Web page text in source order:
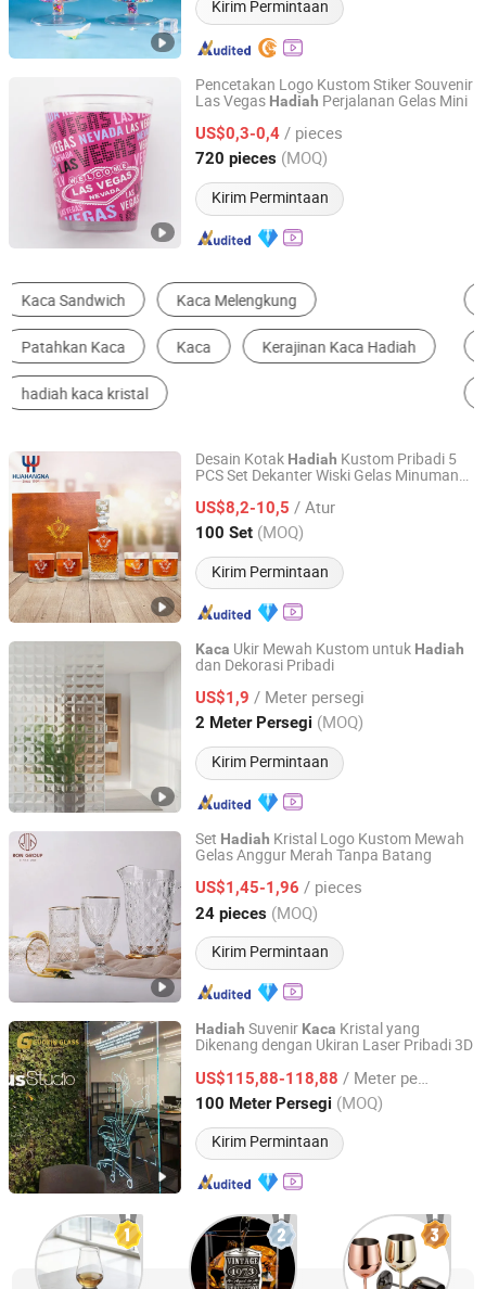
Kirim Permintaan
Pencetakan Logo Kustom Stiker Souvenir
Las Vegas Hadiah Perjalanan Gelas Mini
US$0,3-0,4 / pieces
720 pieces (MOQ)
Kirim Permintaan
Zhongshan Saiya Souvenirs & Gifts Manufacturer
Guangdong, China Harga mulai 2025
Gelas & Gelas Kaca Barang Pecah Belah
Botol Cangkir & Gelas Stainless Steel Gelas Anggur
Kerajinan Tangan Gelas
Desain Kotak Hadiah Kustom Pribadi 5
PCS Set Dekanter Wiski Gelas Minuman
KotakHadiah Logo Diterima
US$8,2-10,5 / Atur
100 Set (MOQ)
Kirim Permintaan
Wuhan Xinhuahang Household Goods Co., Ltd.
Hubei, China Harga mulai 2022
Kaca Ukir Mewah Kustom untuk Hadiah
dan Dekorasi Pribadi
US$1,9 / Meter persegi
2 Meter Persegi (MOQ)
Kirim Permintaan
Tengzhou Jinyiming Glass Co., Ltd.
Shandong, China Harga mulai 2025
Set Hadiah Kristal Logo Kustom Mewah
Gelas Anggur Merah Tanpa Batang
US$1,45-1,96 / pieces
24 pieces (MOQ)
Kirim Permintaan
Foshan Ron Hospitality Supplies Co., Ltd.
Guangdong, China Harga mulai 2025
Hadiah Suvenir Kaca Kristal yang
Dikenang dengan Ukiran Laser Pribadi 3D
US$115,88-118,88 / Meter persegi
100 Meter Persegi (MOQ)
Kirim Permintaan
Jiangsu Guoxin Glass Co., Ltd
Jiangsu, China Harga mulai 2024